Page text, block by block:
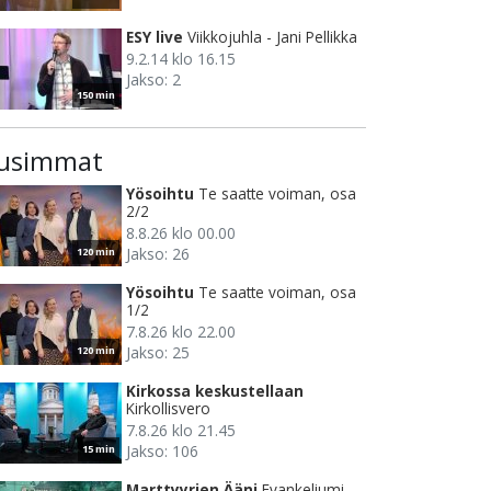
150 min
ESY live Viikkojuhla - Jani Pellikka
9.2.14 klo 16.15
Jakso: 2
120 min
Yösoihtu Te saatte voiman, osa
2/2
8.8.26 klo 00.00
Jakso: 26
120 min
Yösoihtu Te saatte voiman, osa
1/2
7.8.26 klo 22.00
Jakso: 25
15 min
Kirkossa keskustellaan
Kirkollisvero
7.8.26 klo 21.45
Jakso: 106